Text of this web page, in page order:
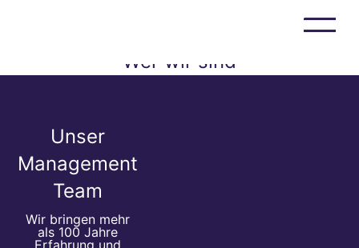
Wer wir sind
Karriere
Events & News
BJS Ceramics GmbH / BJS Composites GmbH
Siemensstrasse 6a
D-86368 Gersthofen
Wer wir sind
Unser
Management
Team
Wir bringen mehr
als 100 Jahre
Erfahrung und